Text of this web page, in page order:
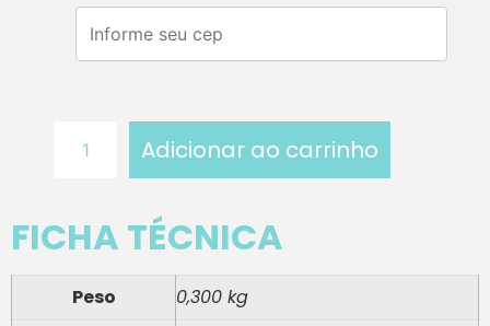
Adicionar ao carrinho
FICHA TÉCNICA
Peso 0,300 kg